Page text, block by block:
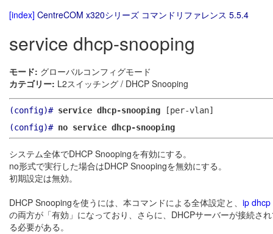
[index] CentreCOM x320シリーズ コマンドリファレンス 5.5.4
service dhcp-snooping
モード: グローバルコンフィグモード
カテゴリー: L2スイッチング / DHCP Snooping
(config)# service dhcp-snooping
[per-vlan]
(config)# no service dhcp-snooping
システム全体でDHCP Snoopingを有効にする。
no形式で実行した場合はDHCP Snoopingを無効にする。
初期設定は無効。
DHCP Snoopingを使うには、本コマンドによる全体設定と、 ip
の両方が「有効」になっており、さらに、DHCPサーバーが接続さ
る必要がある。